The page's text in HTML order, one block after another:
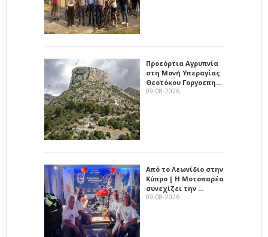
Προεόρτια Αγρυπνία
στη Μονή Υπεραγίας
Θεοτόκου Γοργοεπη…
09-08-2026
Από το Λεωνίδιο στην
Κύπρο | Η Μοτοπαρέα
συνεχίζει την …
09-08-2026